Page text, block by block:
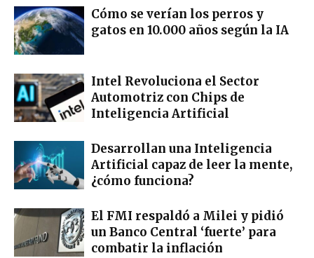
Cómo se verían los perros y
gatos en 10.000 años según la IA
Intel Revoluciona el Sector
Automotriz con Chips de
Inteligencia Artificial
Desarrollan una Inteligencia
Artificial capaz de leer la mente,
¿cómo funciona?
El FMI respaldó a Milei y pidió
un Banco Central ‘fuerte’ para
combatir la inflación